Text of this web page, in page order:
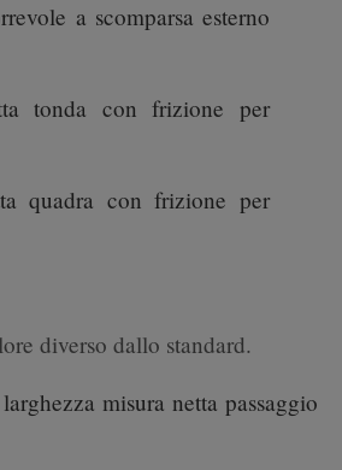
a scomparsa esterno
tonda con frizione per
quadra con frizione per
diverso dallo standard.
misura netta passaggio